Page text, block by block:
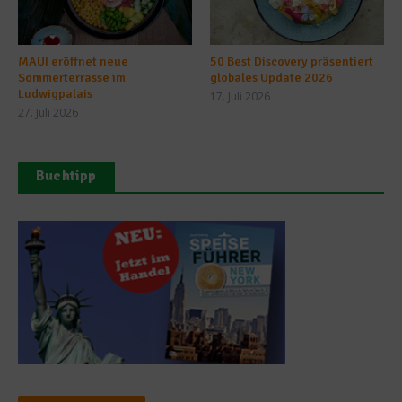
MAUI eröffnet neue
Sommerterrasse im
Ludwigpalais
27. Juli 2026
50 Best Discovery präsentiert
globales Update 2026
17. Juli 2026
Buchtipp